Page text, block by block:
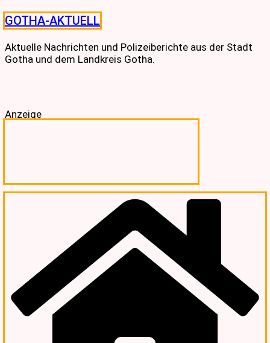
Skip
to
content
GOTHA-AKTUELL
Aktuelle Nachrichten und Polizeiberichte aus der Stadt
Gotha und dem Landkreis Gotha.
Anzeige